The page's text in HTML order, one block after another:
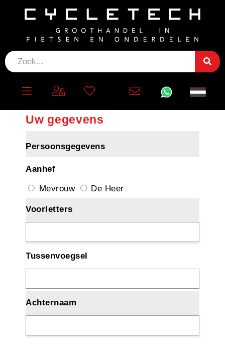
Maak een account aan
Uw gegevens
Persoonsgegevens
Aanhef
Mevrouw De Heer
Voorletters
Tussenvoegsel
Achternaam